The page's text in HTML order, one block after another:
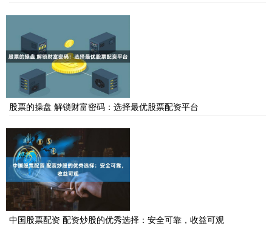
股票的操盘 解锁财富密码：选择最优股票配资平台
中国股票配资 配资炒股的优秀选择：安全可靠，收益可观